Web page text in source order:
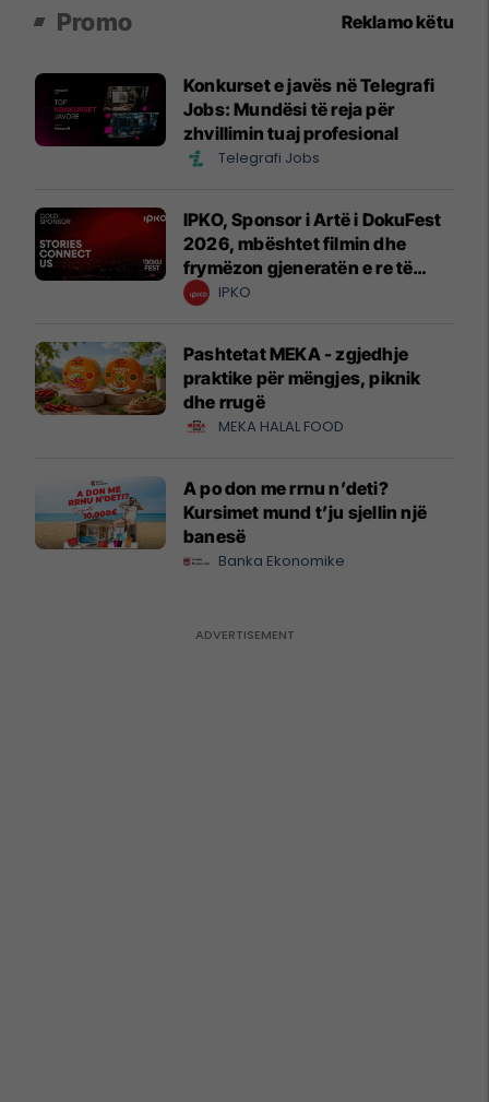
Promo Reklamo këtu
Konkurset e javës në Telegrafi
Jobs: Mundësi të reja për
zhvillimin tuaj profesional
Telegrafi Jobs
IPKO, Sponsor i Artë i DokuFest
2026, mbështet filmin dhe
frymëzon gjeneratën e re të
krijuesve
IPKO
Pashtetat MEKA - zgjedhje
praktike për mëngjes, piknik
dhe rrugë
MEKA HALAL FOOD
A po don me rrnu n’deti?
Kursimet mund t’ju sjellin një
banesë
Banka Ekonomike